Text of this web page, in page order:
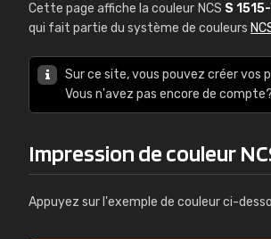
Cette page affiche la couleur NCS S
qui fait partie du système de couleurs
Sur ce site, vous pouvez créer vos
Vous n'avez pas encore de
Impression de couleur
Appuyez sur l'exemple de couleur ci-